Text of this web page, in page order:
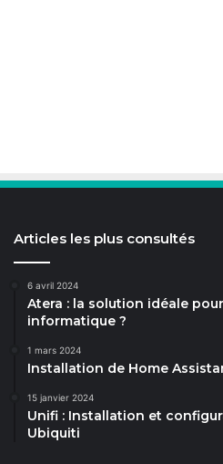
Articles les plus consultés
6 avril 2024
Atera : la solution idéale
informatique ?
1 mars 2024
Installation de Home
15 janvier 2024
Unifi : Installation et
Ubiquiti